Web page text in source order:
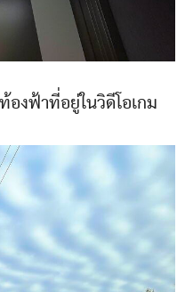
งฟ้าที่อยู่ในวิดีโอเกม